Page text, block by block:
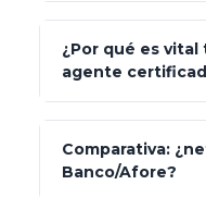
Seguros y
netWorth
¿Por qué es vital
agente
legalmente
Comparativa:
Banco/Afore?